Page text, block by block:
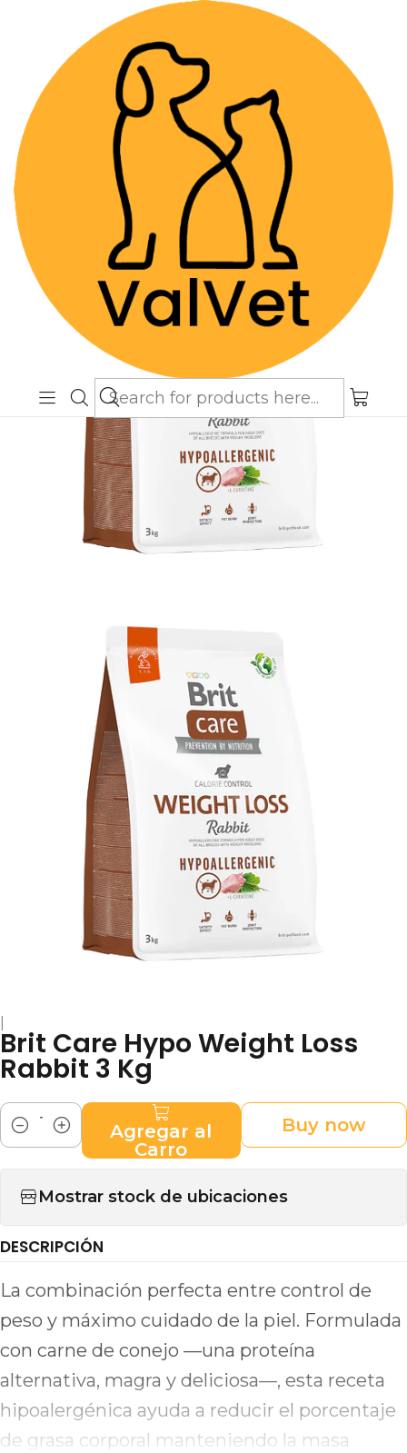
Despacho GRATIS por compras sobre
$89.990(Válido desde Coquimbo hasta Los
Lagos)
Home Alimentos y Snacks
Alimentos Super premium
Brit Care Hypo Weight Loss Rabbit 3 Kg
Brit Care Hypo Weight Loss
Rabbit 3 Kg
Cantidad
Agregar al
Carro
Buy now
Mostrar stock de ubicaciones
DESCRIPCIÓN
La combinación perfecta entre control de
peso y máximo cuidado de la piel. Formulada
con carne de conejo —una proteína
alternativa, magra y deliciosa—, esta receta
hipoalergénica ayuda a reducir el porcentaje
de grasa corporal manteniendo la masa